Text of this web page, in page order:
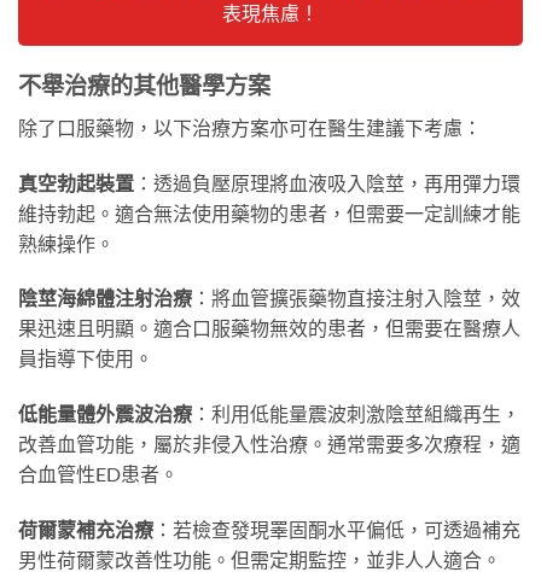
表現焦慮！
不舉治療的其他醫學方案
除了口服藥物，以下治療方案亦可在醫生建議下考慮：
真空勃起裝置 ：透過負壓原理將血液吸入陰莖，再用彈力環
維持勃起。適合無法使用藥物的患者，但需要一定訓練才能
熟練操作。
陰莖海綿體注射治療 ：將血管擴張藥物直接注射入陰莖，效
果迅速且明顯。適合口服藥物無效的患者，但需要在醫療人
員指導下使用。
低能量體外震波治療 ：利用低能量震波刺激陰莖組織再生，
改善血管功能，屬於非侵入性治療。通常需要多次療程，適
合血管性ED患者。
荷爾蒙補充治療 ：若檢查發現睪固酮水平偏低，可透過補充
男性荷爾蒙改善性功能。但需定期監控，並非人人適合。